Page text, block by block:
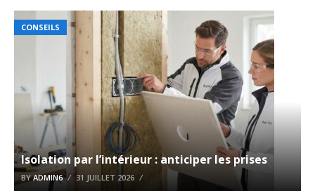
CONSEILS
Isolation par l’intérieur : anticiper les prises
BYADMIN6 31 JUILLET 2026